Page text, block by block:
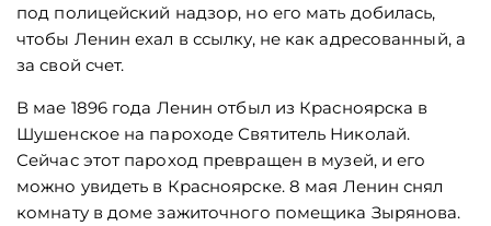
под полицейский надзор, но его мать добилась,
чтобы Ленин ехал в ссылку, не как адресованный, а
за свой счет.
В мае 1896 года Ленин отбыл из Красноярска в
Шушенское на пароходе Святитель Николай.
Сейчас этот пароход превращен в музей, и его
можно увидеть в Красноярске. 8 мая Ленин снял
комнату в доме зажиточного помещика Зырянова.